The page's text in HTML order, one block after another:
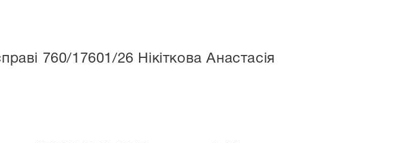
760/17601/26 Нікіткова Анастасія